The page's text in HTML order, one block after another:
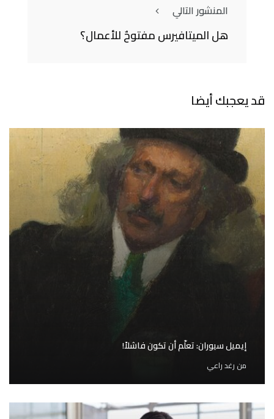
المنشور التالي
هل الميتافيرس مفتوحٌ للأعمال؟
قد يعجبك أيضا
إيميل سيوران: تعلّم أن تكون فاشلاً!
من رغد راعي